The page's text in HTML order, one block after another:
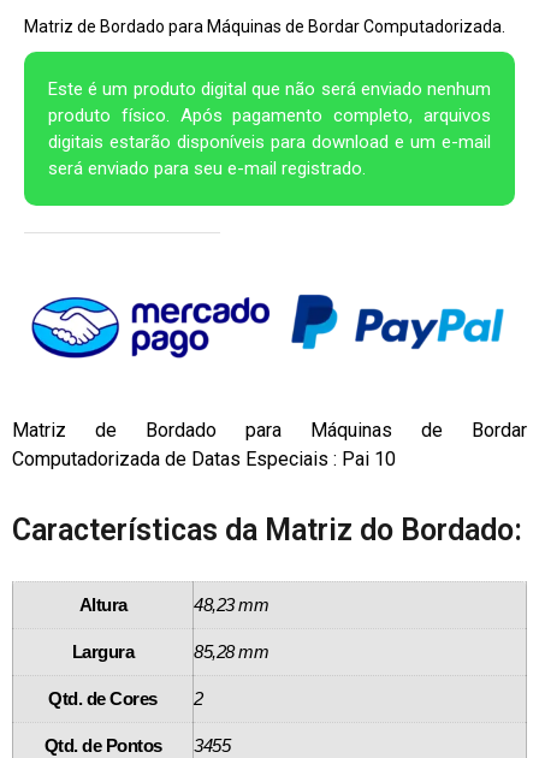
Matriz de Bordado para Máquinas de Bordar Computadorizada.
Este é um produto digital que não será enviado nenhum
produto físico. Após pagamento completo, arquivos
digitais estarão disponíveis para download e um e-mail
será enviado para seu e-mail registrado.
Matriz de Bordado para Máquinas de Bordar
Computadorizada de Datas Especiais : Pai 10
Características da Matriz do Bordado:
Altura 48,23 mm
Largura 85,28 mm
Qtd. de Cores 2
Qtd. de Pontos 3455